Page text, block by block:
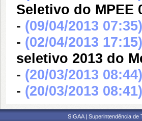
Seletivo do MPEE
- (09/04/2013 07:35)
- (02/04/2013 17:15)
seletivo 2013 do
- (20/03/2013 08:44)
- (20/03/2013 08:41)
SIGAA | Superintendência